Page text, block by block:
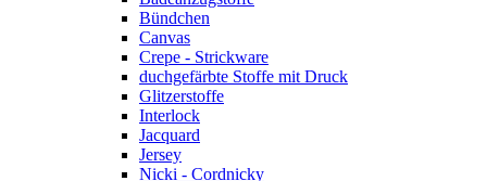
Bündchen
Canvas
Crepe - Strickware
duchgefärbte Stoffe mit Druck
Glitzerstoffe
Interlock
Jacquard
Jersey
Nicki - Cordnicky